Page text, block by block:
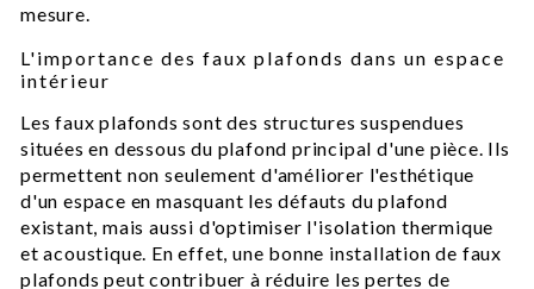
mesure.
L'importance des faux plafonds dans un espace
intérieur
Les faux plafonds sont des structures suspendues
situées en dessous du plafond principal d'une pièce. Ils
permettent non seulement d'améliorer l'esthétique
d'un espace en masquant les défauts du plafond
existant, mais aussi d'optimiser l'isolation thermique
et acoustique. En effet, une bonne installation de faux
plafonds peut contribuer à réduire les pertes de